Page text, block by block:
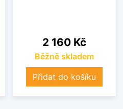
Cena
2 160 Kč
Běžně skladem
Přidat do košíku